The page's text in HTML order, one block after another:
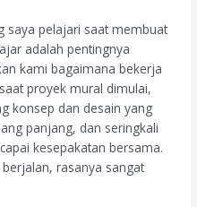
saya pelajari saat membuat
adalah pentingnya
kami bagaimana bekerja
proyek mural dimulai,
konsep dan desain yang
panjang, dan seringkali
kesepakatan bersama.
rasanya sangat